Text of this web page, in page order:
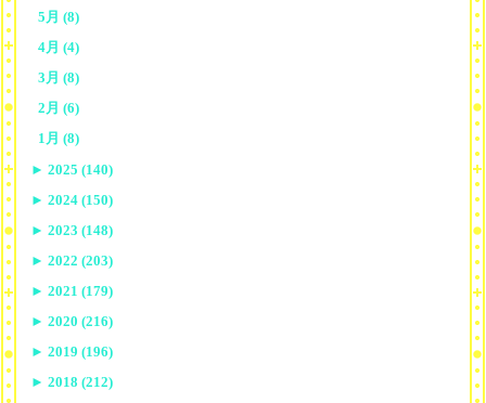
5月 (8)
4月 (4)
3月 (8)
2月 (6)
1月 (8)
► 2025 (140)
► 2024 (150)
► 2023 (148)
► 2022 (203)
► 2021 (179)
► 2020 (216)
► 2019 (196)
► 2018 (212)